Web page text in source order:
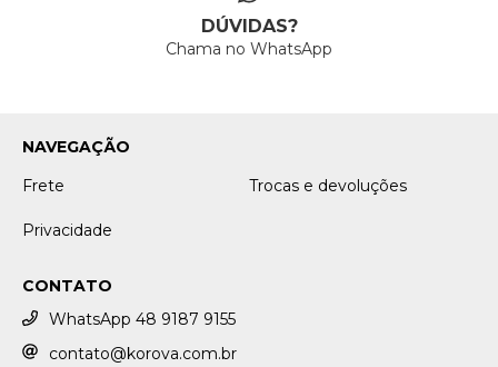
DÚVIDAS?
Chama no WhatsApp
NAVEGAÇÃO
Frete
Trocas e devoluções
Privacidade
CONTATO
WhatsApp 48 9187 9155
contato@korova.com.br